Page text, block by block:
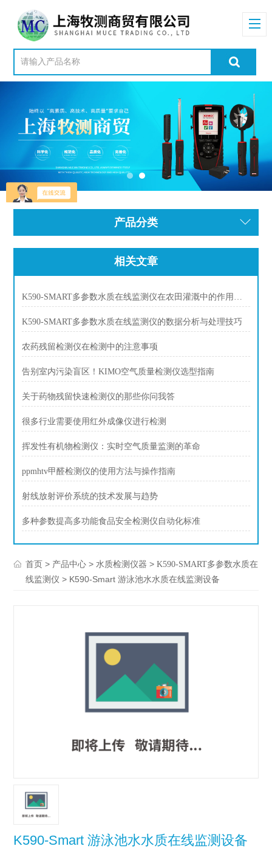
产品分类
相关文章
K590-SMART多参数水质在线监测仪在农田灌溉中的作用和意义
K590-SMART多参数水质在线监测仪的数据分析与处理技巧
农药残留检测仪在检测中的注意事项
告别室内污染盲区！KIMO空气质量检测仪选型指南
关于药物残留快速检测仪的那些你问我答
很多行业需要使用红外成像仪进行检测
挥发性有机物检测仪：实时空气质量监测的革命
ppmhtv甲醛检测仪的使用方法与操作指南
射线放射评价系统的技术发展与趋势
多种参数提高多功能食品安全检测仪自动化标准
首页 > 产品中心 > 水质检测仪器 >K590-SMART多参数水质在
线监测仪 > K590-Smart 游泳池水水质在线监测设备
K590-Smart 游泳池水水质在线监测设备